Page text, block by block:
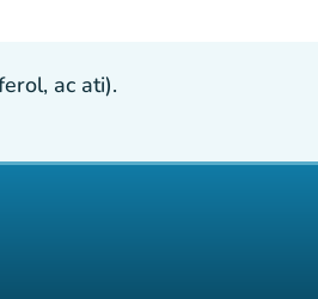
ac ati).